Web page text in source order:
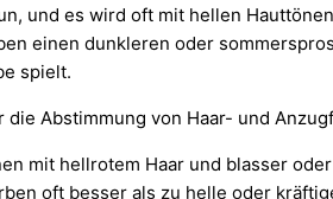
und es wird oft mit hellen
einen dunkleren oder
spielt.
Abstimmung von Haar- und
mit hellrotem Haar und blasser
oft besser als zu helle oder